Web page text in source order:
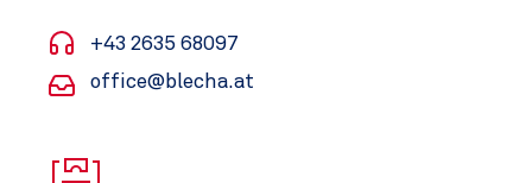
+43 2635 68097
office@blecha.at